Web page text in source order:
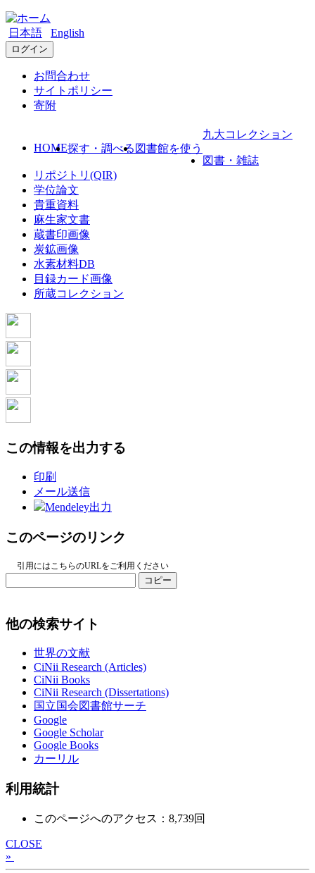
日本語 English
ログイン
お問合わせ
サイトポリシー
寄附
HOME探す・調べる 図書館を使う
九大コレクション
図書・雑誌
リポジトリ(QIR)
学位論文
貴重資料
麻生家文書
蔵書印画像
炭鉱画像
水素材料DB
目録カード画像
所蔵コレクション
この情報を出力する
印刷
メール送信
Mendeley出力
このページのリンク
引用にはこちらのURLをご利用ください
コピー
他の検索サイト
世界の文献
CiNii Research (Articles)
CiNii Books
CiNii Research (Dissertations)
国立国会図書館サーチ
Google
Google Scholar
Google Books
カーリル
利用統計
このページへのアクセス：8,739回
CLOSE
»